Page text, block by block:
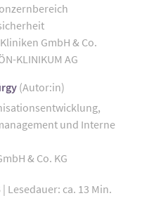
GmbH & Co.
KLINIKUM AG
(Autor:in)
und Interne
& Co. KG
| Lesedauer: ca. 13 Min.